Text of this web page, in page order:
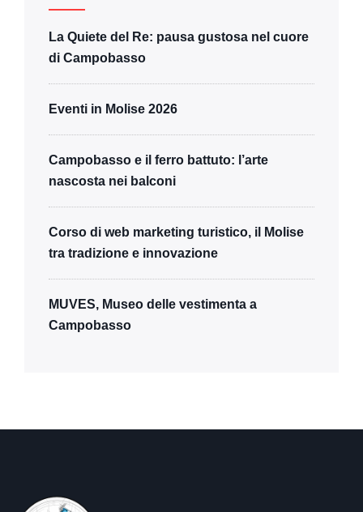
La Quiete del Re: pausa gustosa nel cuore
di Campobasso
Eventi in Molise 2026
Campobasso e il ferro battuto: l’arte
nascosta nei balconi
Corso di web marketing turistico, il Molise
tra tradizione e innovazione
MUVES, Museo delle vestimenta a
Campobasso